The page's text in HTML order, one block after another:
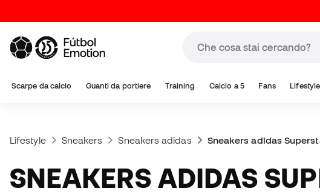
Scarpe da calcio Guanti da portiere Training Calcio a 5 Fans Lifestyle
Lifestyle Sneakers Sneakers adidas Sneakers adidas
SNEAKERS ADIDAS